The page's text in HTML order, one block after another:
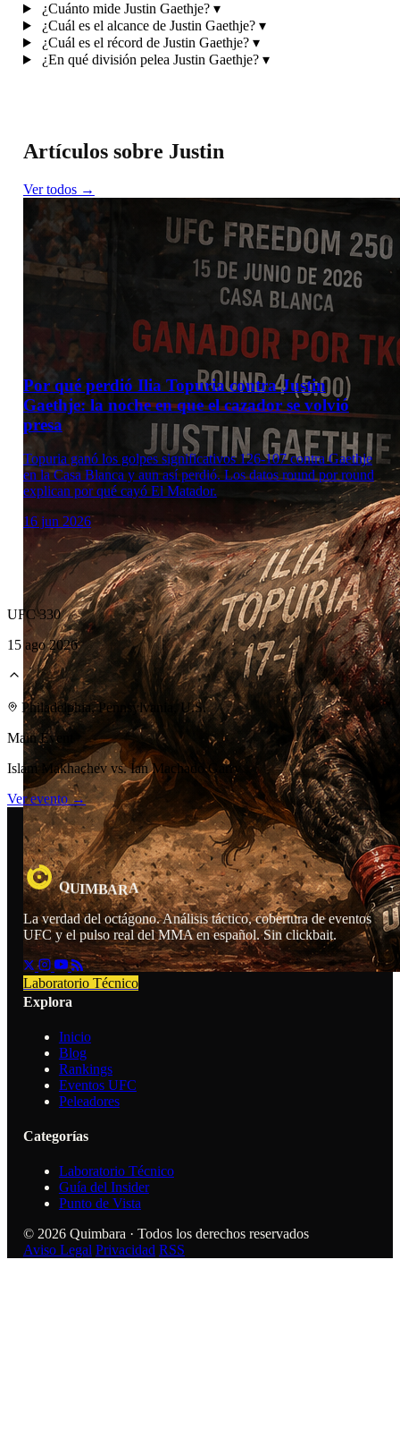
¿Cuánto mide Justin Gaethje? ▾
¿Cuál es el alcance de Justin Gaethje? ▾
¿Cuál es el récord de Justin Gaethje? ▾
¿En qué división pelea Justin Gaethje? ▾
Artículos sobre Justin
Ver todos →
Laboratorio Técnico
Por qué perdió Ilia Topuria contra Justin
Gaethje: la noche en que el cazador se volvió
presa
Topuria ganó los golpes significativos 126-107 contra Gaethje
en la Casa Blanca y aun así perdió. Los datos round por round
explican por qué cayó El Matador.
16 jun 2026
UFC 330
15 ago 2026
Philadelphia, Pennsylvania, U.S.
Main Event
Islam Makhachev vs. Ian Machado Garry
Ver evento →
QUIMBARA
La verdad del octágono. Análisis táctico, cobertura de eventos
UFC y el pulso real del MMA en español. Sin clickbait.
Explora
Inicio
Blog
Rankings
Eventos UFC
Peleadores
Categorías
Laboratorio Técnico
Guía del Insider
Punto de Vista
© 2026 Quimbara · Todos los derechos reservados
Aviso Legal Privacidad RSS